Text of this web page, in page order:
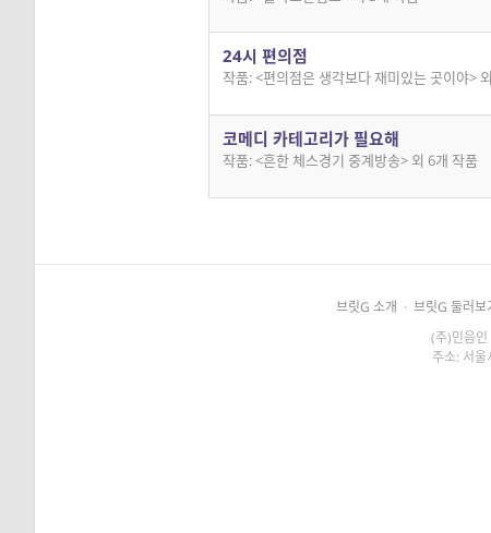
24시 편의점
작품: <편의점은 생각보다 재미있는 곳이야>
코메디 카테고리가 필요해
작품: <흔한 체스경기 중계방송> 외 6개 작품
브릿G 소개 · 브릿G 둘러보
(주)민음인
주소: 서